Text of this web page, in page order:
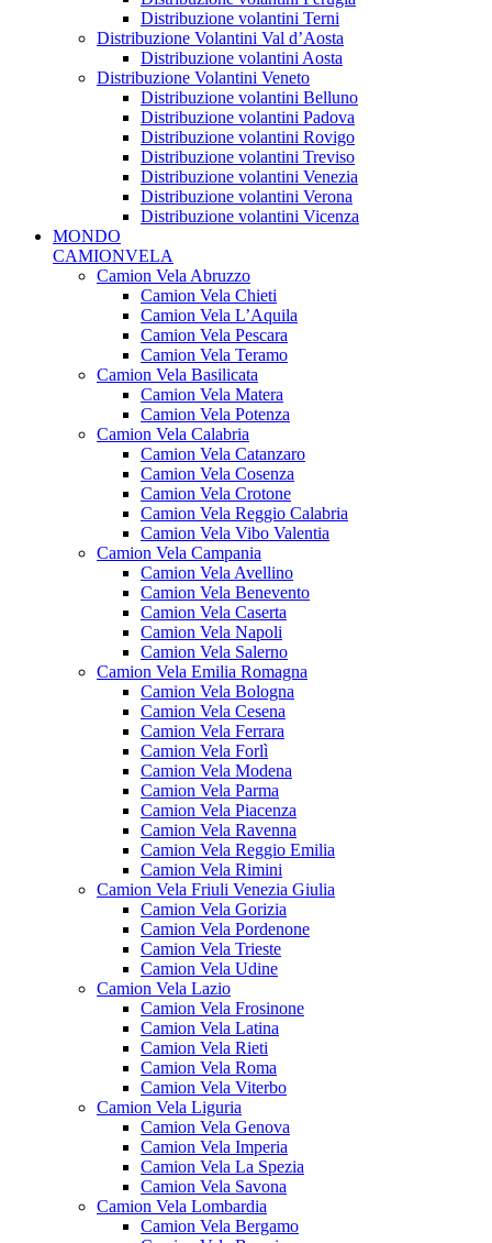
Distribuzione volantini Terni
Distribuzione Volantini Val d’Aosta
Distribuzione volantini Aosta
Distribuzione Volantini Veneto
Distribuzione volantini Belluno
Distribuzione volantini Padova
Distribuzione volantini Rovigo
Distribuzione volantini Treviso
Distribuzione volantini Venezia
Distribuzione volantini Verona
Distribuzione volantini Vicenza
MONDO
CAMIONVELA
Camion Vela Abruzzo
Camion Vela Chieti
Camion Vela L’Aquila
Camion Vela Pescara
Camion Vela Teramo
Camion Vela Basilicata
Camion Vela Matera
Camion Vela Potenza
Camion Vela Calabria
Camion Vela Catanzaro
Camion Vela Cosenza
Camion Vela Crotone
Camion Vela Reggio Calabria
Camion Vela Vibo Valentia
Camion Vela Campania
Camion Vela Avellino
Camion Vela Benevento
Camion Vela Caserta
Camion Vela Napoli
Camion Vela Salerno
Camion Vela Emilia Romagna
Camion Vela Bologna
Camion Vela Cesena
Camion Vela Ferrara
Camion Vela Forlì
Camion Vela Modena
Camion Vela Parma
Camion Vela Piacenza
Camion Vela Ravenna
Camion Vela Reggio Emilia
Camion Vela Rimini
Camion Vela Friuli Venezia Giulia
Camion Vela Gorizia
Camion Vela Pordenone
Camion Vela Trieste
Camion Vela Udine
Camion Vela Lazio
Camion Vela Frosinone
Camion Vela Latina
Camion Vela Rieti
Camion Vela Roma
Camion Vela Viterbo
Camion Vela Liguria
Camion Vela Genova
Camion Vela Imperia
Camion Vela La Spezia
Camion Vela Savona
Camion Vela Lombardia
Camion Vela Bergamo